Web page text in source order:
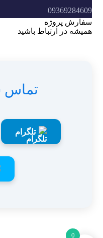
09369284609
سفارش پروژه
همیشه در ارتباط باشید
تماس
تلگرام
0